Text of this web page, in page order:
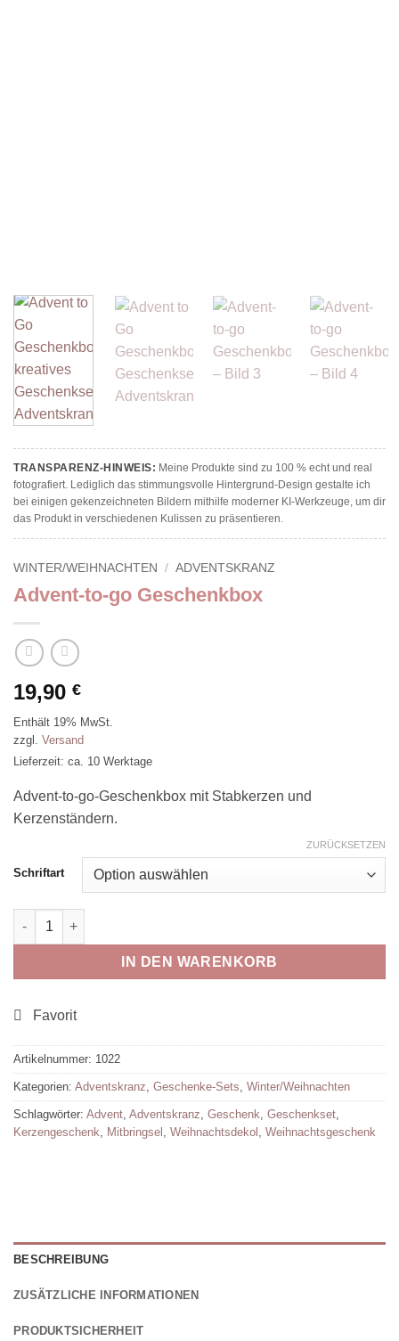
TRANSPARENZ-HINWEIS: Meine Produkte sind zu 100 % echt und real
fotografiert. Lediglich das stimmungsvolle Hintergrund-Design gestalte ich
bei einigen gekenzeichneten Bildern mithilfe moderner KI-Werkzeuge, um dir
das Produkt in verschiedenen Kulissen zu präsentieren.
WINTER/WEIHNACHTEN / ADVENTSKRANZ
Advent-to-go Geschenkbox
19,90 €
Enthält 19% MwSt.
zzgl. Versand
Lieferzeit: ca. 10 Werktage
Advent-to-go-Geschenkbox mit Stabkerzen und
Kerzenständern.
Schriftart
ZURÜCKSETZEN
Advent-to-go Geschenkbox Menge
IN DEN WARENKORB
Artikelnummer: 1022
Kategorien: Adventskranz, Geschenke-Sets, Winter/Weihnachten
Schlagwörter: Advent, Adventskranz, Geschenk, Geschenkset,
Kerzengeschenk, Mitbringsel , Weihnachtsdekol , Weihnachtsgeschenk
BESCHREIBUNG
ZUSÄTZLICHE INFORMATIONEN
PRODUKTSICHERHEIT